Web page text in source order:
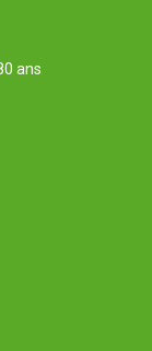
ans